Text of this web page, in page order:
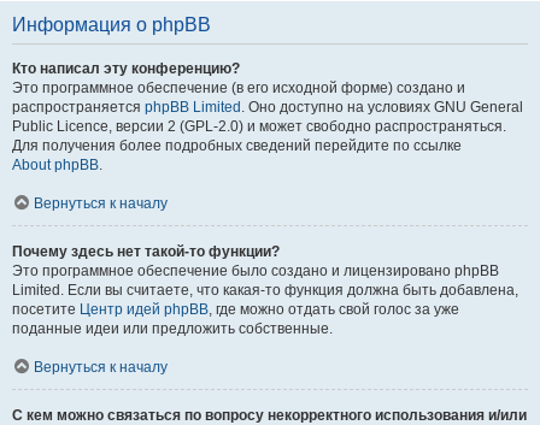
Информация о phpBB
Кто написал эту конференцию?
Это программное обеспечение (в его исходной форме) создано и
распространяется phpBB Limited . Оно доступно на условиях GNU General
Public Licence, версии 2 (GPL-2.0) и может свободно распространяться.
Для получения более подробных сведений перейдите по ссылке
About phpBB.
Вернуться к началу
Почему здесь нет такой-то функции?
Это программное обеспечение было создано и лицензировано phpBB
Limited. Если вы считаете, что какая-то функция должна быть добавлена,
посетите Центр идей phpBB, где можно отдать свой голос за уже
поданные идеи или предложить собственные.
Вернуться к началу
С кем можно связаться по вопросу некорректного использования и/или